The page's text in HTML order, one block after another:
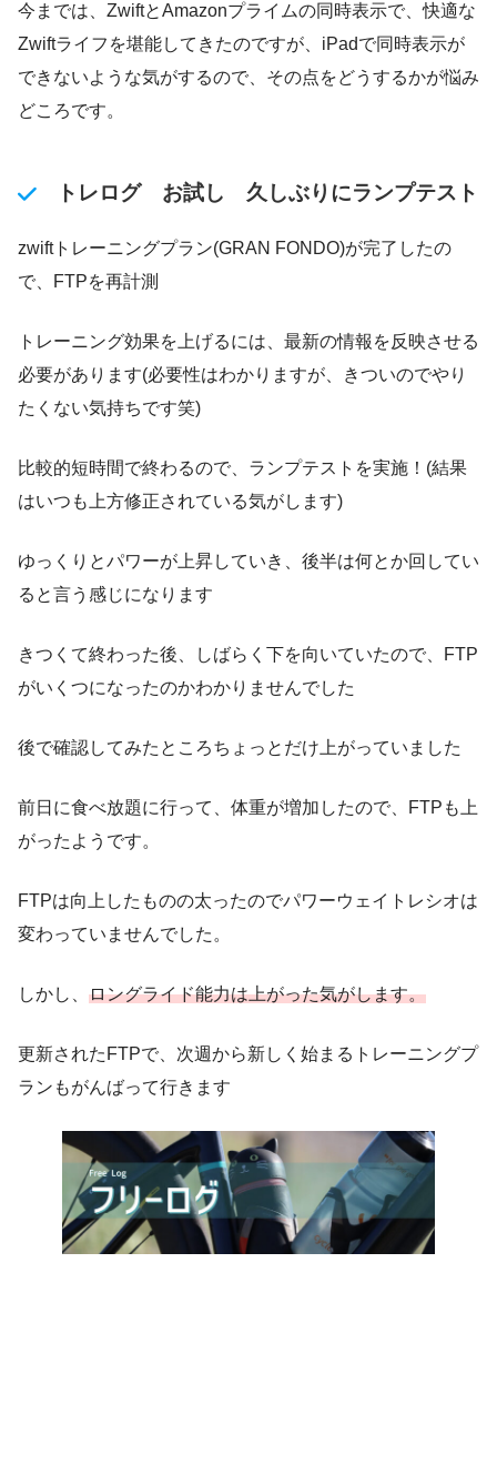
今までは、ZwiftとAmazonプライムの同時表示で、快適な
Zwiftライフを堪能してきたのですが、iPadで同時表示が
できないような気がするので、その点をどうするかが悩み
どころです。
トレログ お試し 久しぶりにランプテスト
zwiftトレーニングプラン(GRAN FONDO)が完了したの
で、FTPを再計測
トレーニング効果を上げるには、最新の情報を反映させる
必要があります(必要性はわかりますが、きついのでやり
たくない気持ちです笑)
比較的短時間で終わるので、ランプテストを実施！(結果
はいつも上方修正されている気がします)
ゆっくりとパワーが上昇していき、後半は何とか回してい
ると言う感じになります
きつくて終わった後、しばらく下を向いていたので、FTP
がいくつになったのかわかりませんでした
後で確認してみたところちょっとだけ上がっていました
前日に食べ放題に行って、体重が増加したので、FTPも上
がったようです。
FTPは向上したものの太ったのでパワーウェイトレシオは
変わっていませんでした。
しかし、 ロングライド能力は上がった気がします。
更新されたFTPで、次週から新しく始まるトレーニングプ
ランもがんばって行きます